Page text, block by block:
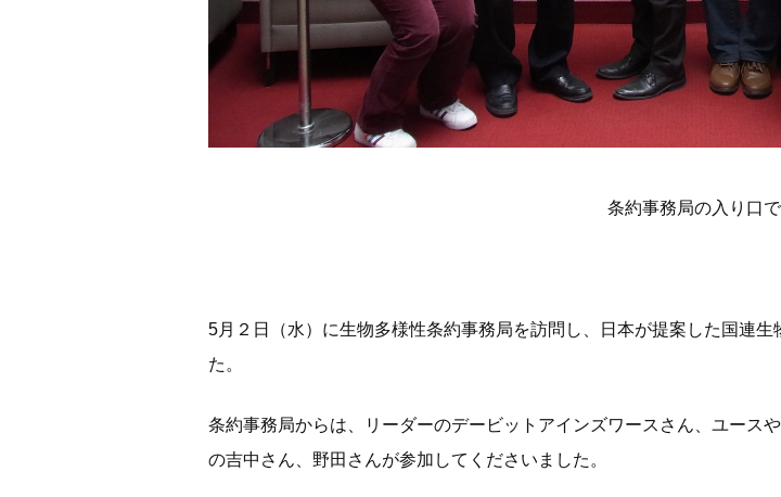
条約事務局の入り口
5月２日（水）に生物多様性条約事務局を訪問し、日本が提案した国連
た。
条約事務局からは、リーダーのデービットアインズワースさん、ユース
の吉中さん、野田さんが参加してくださいました。